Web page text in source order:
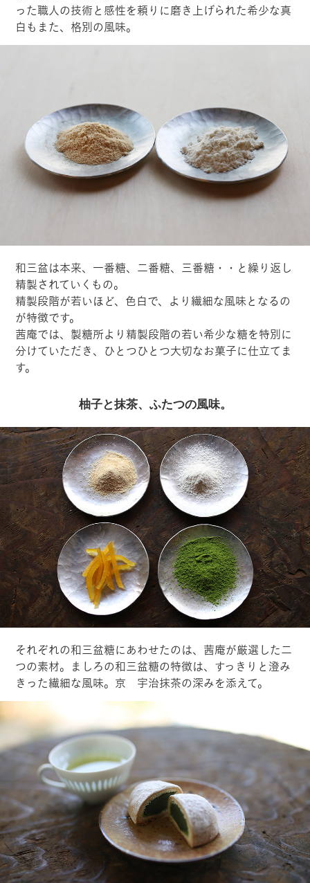
った職人の技術と感性を頼りに磨き上げられた希少な真
白もまた、格別の風味。
和三盆は本来、一番糖、二番糖、三番糖・・と繰り返し
精製されていくもの。
精製段階が若いほど、色白で、より繊細な風味となるの
が特徴です。
茜庵では、製糖所より精製段階の若い希少な糖を特別に
分けていただき、ひとつひとつ大切なお菓子に仕立てま
す。
柚子と抹茶、ふたつの風味。
それぞれの和三盆糖にあわせたのは、茜庵が厳選した二
つの素材。ましろの和三盆糖の特徴は、すっきりと澄み
きった繊細な風味。京 宇治抹茶の深みを添えて。